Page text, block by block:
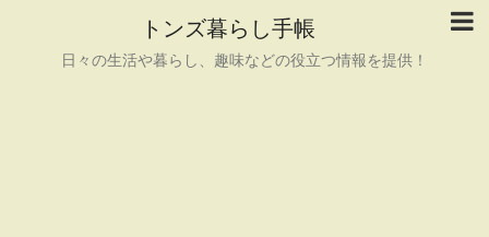
トンズ暮らし手帳
日々の生活や暮らし、趣味などの役立つ情報を提供！